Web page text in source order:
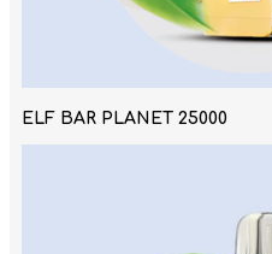
ELF BAR PLANET 25000